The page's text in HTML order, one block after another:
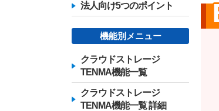
法人向け5つのポイント
機能別メニュー
クラウドストレージ
TENMA機能一覧
クラウドストレージ
TENMA機能一覧 詳細